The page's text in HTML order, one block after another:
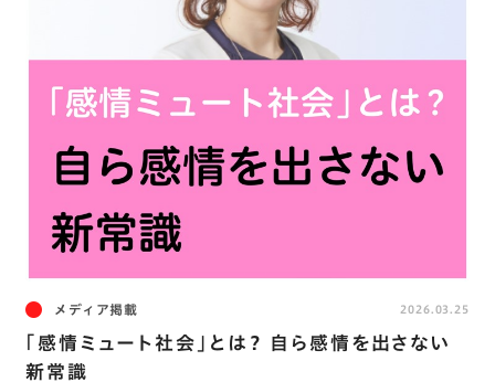
メディア掲載
｢感情ミュート社会｣とは？ 自ら感情を出さない
新常識
2026.03.25